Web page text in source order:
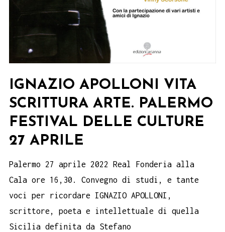
IGNAZIO APOLLONI VITA
SCRITTURA ARTE. PALERMO
FESTIVAL DELLE CULTURE
27 APRILE
Palermo 27 aprile 2022 Real Fonderia alla
Cala ore 16,30. Convegno di studi, e tante
voci per ricordare IGNAZIO APOLLONI,
scrittore, poeta e intellettuale di quella
Sicilia definita da Stefano